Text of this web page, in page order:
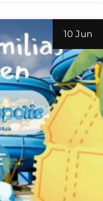
10 Jun